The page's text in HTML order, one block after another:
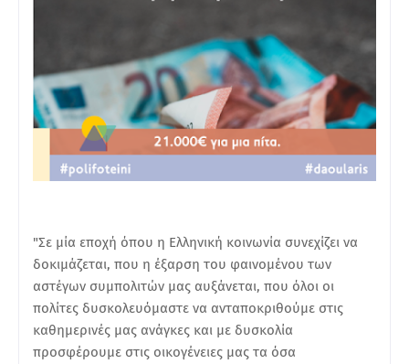
"Σε μία εποχή όπου η Ελληνική κοινωνία συνεχίζει να
δοκιμάζεται, που η έξαρση του φαινομένου των
αστέγων συμπολιτών μας αυξάνεται, που όλοι οι
πολίτες δυσκολευόμαστε να ανταποκριθούμε στις
καθημερινές μας ανάγκες και με δυσκολία
προσφέρουμε στις οικογένειες μας τα όσα